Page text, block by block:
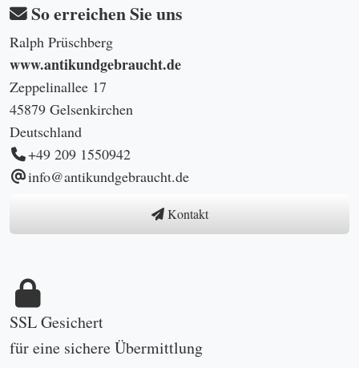
So erreichen Sie uns
Ralph Prüschberg
www.antikundgebraucht.de
Zeppelinallee 17
45879 Gelsenkirchen
Deutschland
+49 209 1550942
info@antikundgebraucht.de
Kontakt
SSL Gesichert
für eine sichere Übermittlung